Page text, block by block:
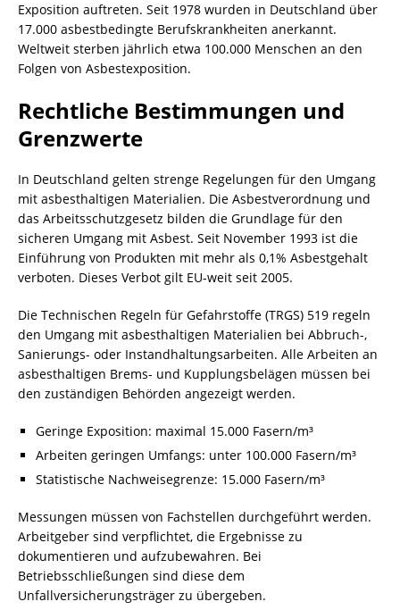
Exposition auftreten. Seit 1978 wurden in Deutschland über
17.000 asbestbedingte Berufskrankheiten anerkannt.
Weltweit sterben jährlich etwa 100.000 Menschen an den
Folgen von Asbestexposition.
Rechtliche Bestimmungen und
Grenzwerte
In Deutschland gelten strenge Regelungen für den Umgang
mit asbesthaltigen Materialien. Die Asbestverordnung und
das Arbeitsschutzgesetz bilden die Grundlage für den
sicheren Umgang mit Asbest. Seit November 1993 ist die
Einführung von Produkten mit mehr als 0,1% Asbestgehalt
verboten. Dieses Verbot gilt EU-weit seit 2005.
Die Technischen Regeln für Gefahrstoffe (TRGS) 519 regeln
den Umgang mit asbesthaltigen Materialien bei Abbruch-,
Sanierungs- oder Instandhaltungsarbeiten. Alle Arbeiten an
asbesthaltigen Brems- und Kupplungsbelägen müssen bei
den zuständigen Behörden angezeigt werden.
Geringe Exposition: maximal 15.000 Fasern/m³
Arbeiten geringen Umfangs: unter 100.000 Fasern/m³
Statistische Nachweisegrenze: 15.000 Fasern/m³
Messungen müssen von Fachstellen durchgeführt werden.
Arbeitgeber sind verpflichtet, die Ergebnisse zu
dokumentieren und aufzubewahren. Bei
Betriebsschließungen sind diese dem
Unfallversicherungsträger zu übergeben.